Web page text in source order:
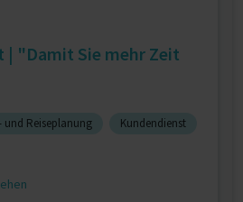
| "Damit Sie mehr Zeit
und Reiseplanung
Kundendienst